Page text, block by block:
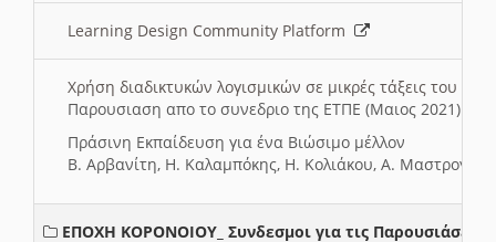
Learning Design Community Platform
Χρήση διαδικτυκών λογισμικών σε μικρές τάξεις του
Παρουσιαση απο το συνεδριο της ΕΤΠΕ (Μαιος 2021)
Πράσινη Εκπαίδευση για ένα Βιώσιμο μέλλον
Β. Αρβανίτη, Η. Καλαμπόκης, Η. Κολιάκου, Α.
ΕΠΟΧΗ ΚΟΡΟΝΟΙΟΥ_ Συνδεσμοι για τις Παρουσιάσεις